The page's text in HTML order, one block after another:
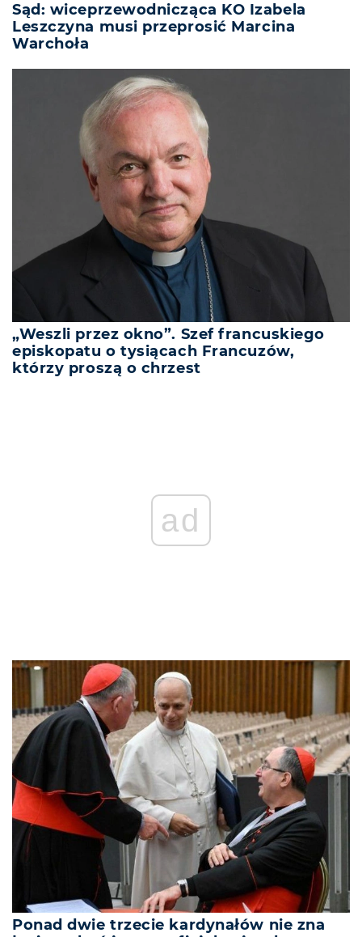
Sąd: wiceprzewodnicząca KO Izabela
Leszczyna musi przeprosić Marcina
Warchoła
„Weszli przez okno”. Szef francuskiego
episkopatu o tysiącach Francuzów,
którzy proszą o chrzest
ad
Ponad dwie trzecie kardynałów nie zna